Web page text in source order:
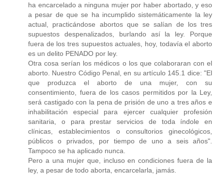
ha encarcelado a ninguna mujer por haber abortado, y eso
a pesar de que se ha incumplido sistemáticamente la ley
actual, practicándose abortos que se salían de los tres
supuestos despenalizados, burlando así la ley. Porque
fuera de los tres supuestos actuales, hoy, todavía el aborto
es un delito PENADO por ley.
Otra cosa serían los médicos o los que colaboraran con el
aborto. Nuestro Código Penal, en su artículo 145.1 dice: "El
que produzca el aborto de una mujer, con su
consentimiento, fuera de los casos permitidos por la Ley,
será castigado con la pena de prisión de uno a tres años e
inhabilitación especial para ejercer cualquier profesión
sanitaria, o para prestar servicios de toda índole en
clínicas, establecimientos o consultorios ginecológicos,
públicos o privados, por tiempo de uno a seis años".
Tampoco se ha aplicado nunca.
Pero a una mujer que, incluso en condiciones fuera de la
ley, a pesar de todo aborta, encarcelarla, jamás.